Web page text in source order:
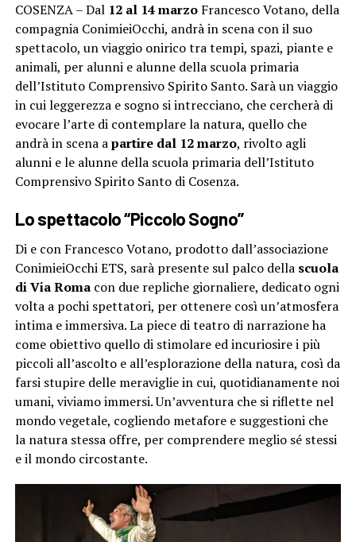
COSENZA – Dal 12 al 14 marzoFrancesco Votano, della
compagnia ConimieiOcchi, andrà in scena con il suo
spettacolo, un viaggio onirico tra tempi, spazi, piante e
animali, per alunni e alunne della scuola primaria
dell’Istituto Comprensivo Spirito Santo. Sarà un viaggio
in cui leggerezza e sogno si intrecciano, che cercherà di
evocare l’arte di contemplare la natura, quello che
andrà in scena apartire dal 12 marzo, rivolto agli
alunni e le alunne della scuola primaria dell’Istituto
Comprensivo Spirito Santo di Cosenza.
Lo spettacolo “Piccolo Sogno”
Di e con Francesco Votano, prodotto dall’associazione
ConimieiOcchi ETS, sarà presente sul palco della scuola
di Via Romacon due repliche giornaliere, dedicato ogni
volta a pochi spettatori, per ottenere così un’atmosfera
intima e immersiva. La piece di teatro di narrazione ha
come obiettivo quello di stimolare ed incuriosire i più
piccoli all’ascolto e all’esplorazione della natura, così da
farsi stupire delle meraviglie in cui, quotidianamente noi
umani, viviamo immersi. Un’avventura che si riflette nel
mondo vegetale, cogliendo metafore e suggestioni che
la natura stessa offre, per comprendere meglio sé stessi
e il mondo circostante.